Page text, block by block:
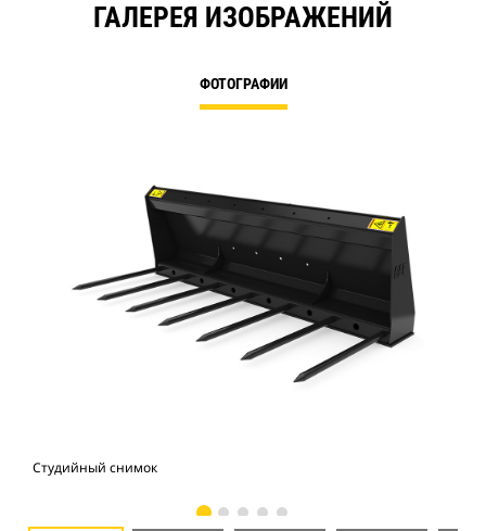
ГАЛЕРЕЯ ИЗОБРАЖЕНИЙ
ФОТОГРАФИИ
Студийный снимок